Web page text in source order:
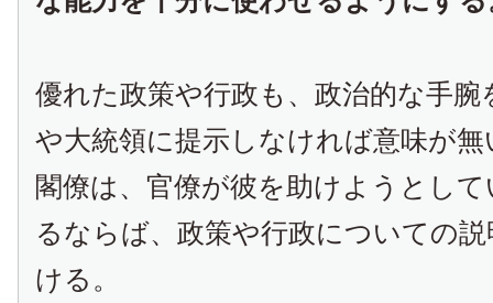
優れた政策や行政も、政治的な手腕
や大統領に提示しなければ意味が
閣僚は、官僚が彼を助けようとし
るならば、政策や行政についての
ける。